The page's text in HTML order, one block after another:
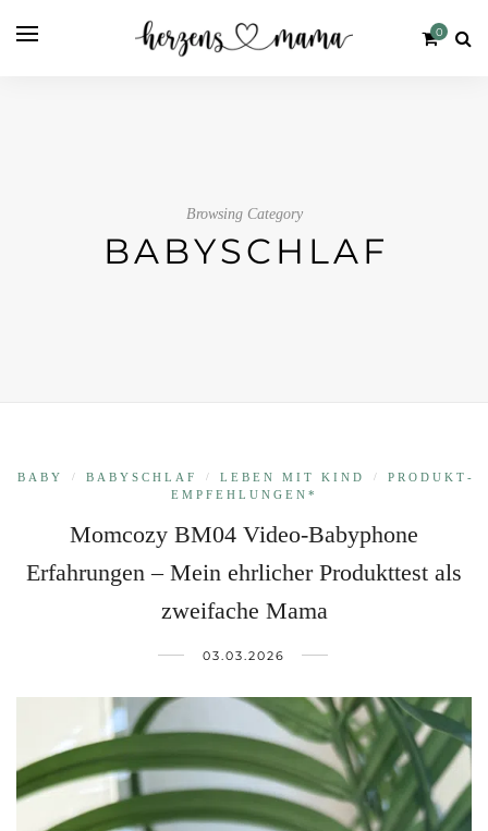
0
Browsing Category
BABYSCHLAF
BABY / BABYSCHLAF / LEBEN MIT KIND /
PRODUKT­
EMPFEHLUNGEN*
Momcozy BM04 Video‑Babyphone
Erfahrungen – Mein ehrlicher Produkttest als
zweifache Mama
03.03.2026